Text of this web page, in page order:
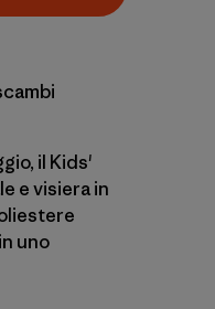
il Kids'
e visiera in
uno